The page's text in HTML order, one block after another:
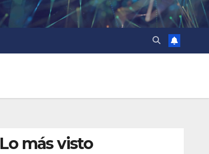
Lo más visto